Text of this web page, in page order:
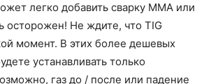
легко добавить сварку MMA или
осторожен! Не ждите, что TIG
момент. В этих более дешевых
устанавливать только
газ до / после или падение